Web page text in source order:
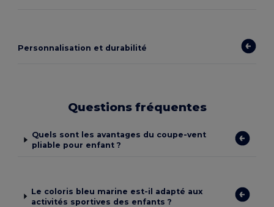
Personnalisation et durabilité
Questions fréquentes
Quels sont les avantages du coupe-vent
pliable pour enfant ?
Le coloris bleu marine est-il adapté aux
activités sportives des enfants ?